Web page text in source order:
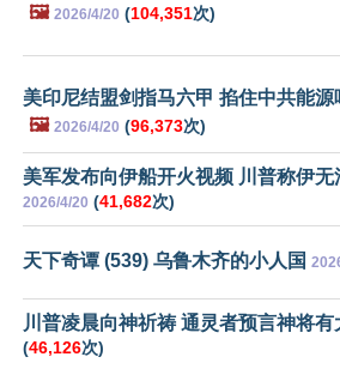
🖼️ 2026/4/20 (104,351次)
美印尼结盟剑指马六甲 掐住中共能源
🖼️ 2026/4/20 (96,373次)
美军发布向伊船开火视频 川普称伊无
2026/4/20 (41,682次)
天下奇谭 (539) 乌鲁木齐的小人国
川普凌晨向神祈祷 通灵者预言神将有
(46,126次)